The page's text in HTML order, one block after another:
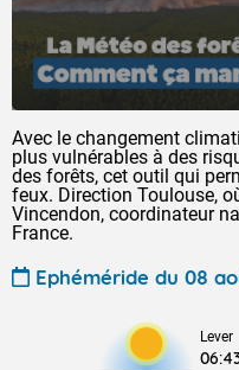
Avec le changement
plus vulnérables à des
des forêts, cet outil qui
feux. Direction Toulouse,
Vincendon, coordinateur
France.
Ephéméride du 08
Lever